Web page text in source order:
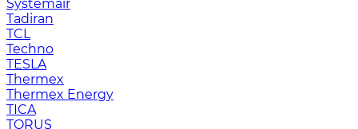
Systemair
Tadiran
TCL
Techno
TESLA
Thermex
Thermex Energy
TICA
TORUS